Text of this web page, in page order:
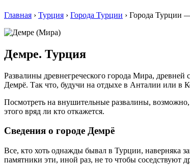
Главная › Турция › Города Турции › Города Турции
Демре. Турция
Развалины древнегреческого города Мира,
Демрё. Так что, будучи на отдыхе в Анталии или в
Посмотреть на внушительные развалины,
этого вряд ли кто откажется.
Сведения о городе Демрё
Все, кто хоть однажды бывал в Турции, наверняка
памятники эти, иной раз, не то чтобы соседствуют